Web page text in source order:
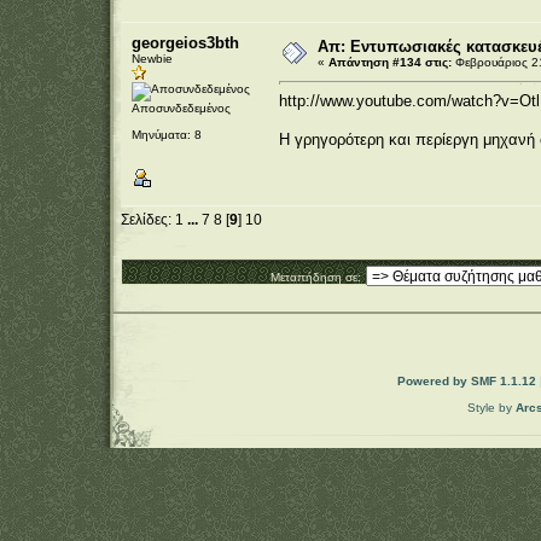
georgeios3bth
Newbie
Αποσυνδεδεμένος
Μηνύματα: 8
Απ: Εντυπωσιακές
« Απάντηση #134 στις:Φεβρουάριος
http://www.youtube.com/
Η γρηγορότερη και περίεργη
Σελίδες: 1 ... 7 8[9] 10
Μεταπήδηση σε:
Powered by SMF 1.1.12
Style by